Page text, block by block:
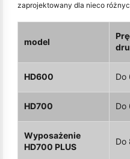
zaprojektowany dla nieco
model
HD600 Do
HD700 Do
Wyposażenie
HD700 PLUS
Do